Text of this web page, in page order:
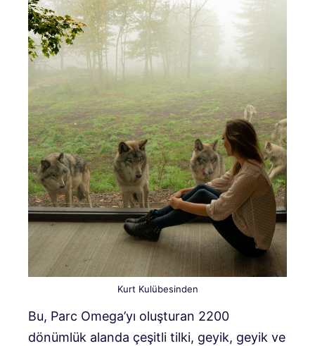
Kurt Kulübesinden
Bu, Parc Omega’yı oluşturan 2200
dönümlük alanda çeşitli tilki, geyik, geyik ve